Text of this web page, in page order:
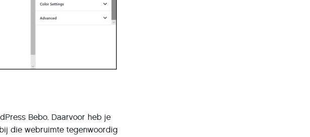
Bebo. Daarvoor heb je
die webruimte tegenwoordig